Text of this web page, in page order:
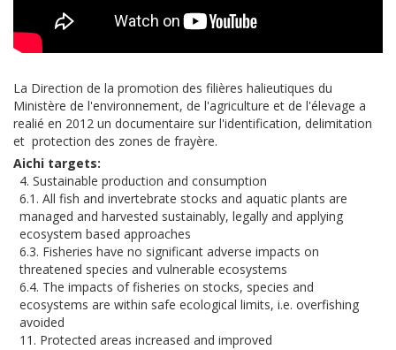
La Direction de la promotion des filières halieutiques du
Ministère de l'environnement, de l'agriculture et de l'élevage a
realié en 2012 un documentaire sur l'identification, delimitation
et protection des zones de frayère.
Aichi targets
4. Sustainable production and consumption
6.1. All fish and invertebrate stocks and aquatic plants are
managed and harvested sustainably, legally and applying
ecosystem based approaches
6.3. Fisheries have no significant adverse impacts on
threatened species and vulnerable ecosystems
6.4. The impacts of fisheries on stocks, species and
ecosystems are within safe ecological limits, i.e. overfishing
avoided
11. Protected areas increased and improved